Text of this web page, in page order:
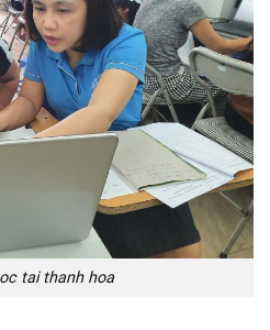
tai thanh hoa